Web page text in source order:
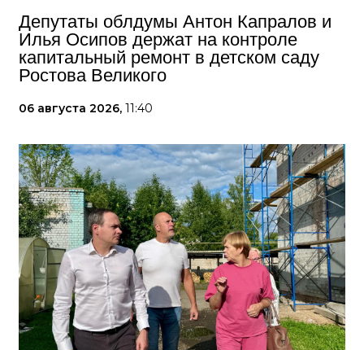
Депутаты облдумы Антон Капралов и
Илья Осипов держат на контроле
капитальный ремонт в детском саду
Ростова Великого
06 августа 2026, 11:40